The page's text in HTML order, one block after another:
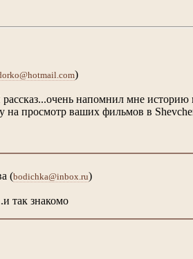
)
напомнил мне
на просмотр ваших фильмов в
(bodichka@inbox.ru)
так знакомо